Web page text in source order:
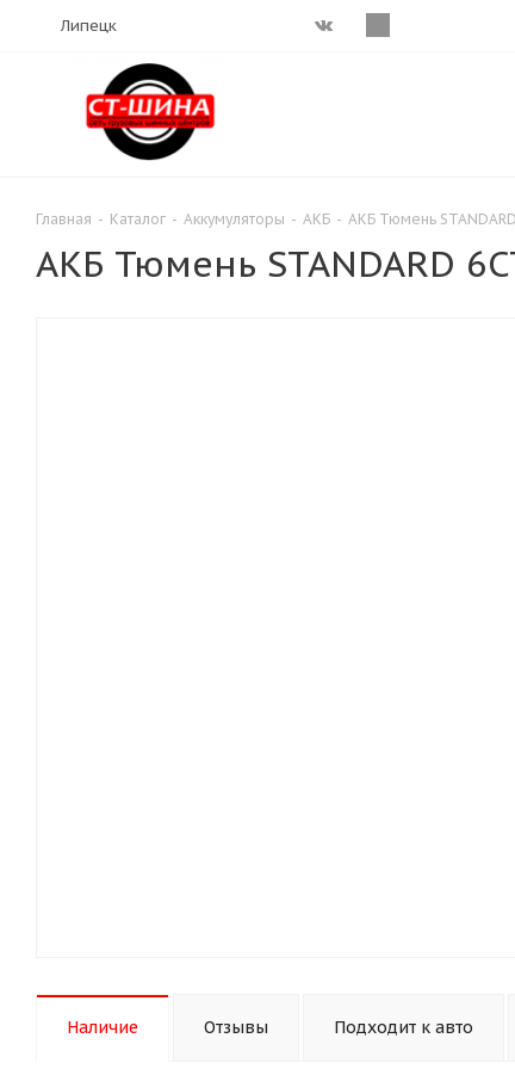
Липецк
Главная - Каталог - Аккумуляторы - АКБ - АКБ Тюмень
АКБ Тюмень STANDARD
Наличие Отзывы Подходит к авто